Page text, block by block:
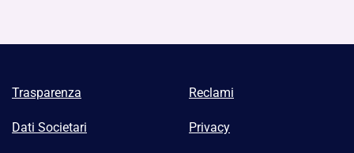
Trasparenza Reclami
Dati Societari Privacy